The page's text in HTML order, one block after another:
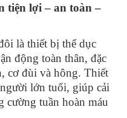
tiện lợi – an toàn –
là thiết bị thể dục
động toàn thân, đặc
cơ đùi và hông. Thiết
lớn tuổi, giúp cải
cường tuần hoàn máu